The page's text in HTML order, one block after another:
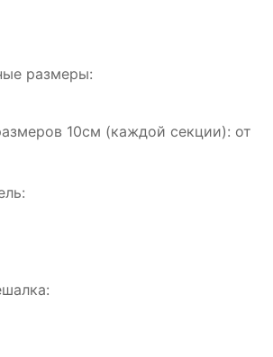
размеры:
10см (каждой секции): от